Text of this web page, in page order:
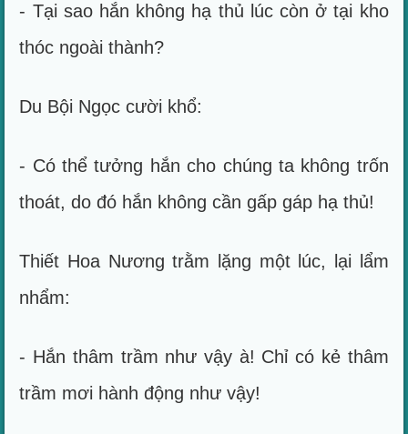
- Tại sao hắn không hạ thủ lúc còn ở tại kho
thóc ngoài thành?
Du Bội Ngọc cười khổ:
- Có thể tưởng hắn cho chúng ta không trốn
thoát, do đó hắn không cần gấp gáp hạ thủ!
Thiết Hoa Nương trằm lặng một lúc, lại lẩm
nhẩm:
- Hắn thâm trầm như vậy à! Chỉ có kẻ thâm
trầm mơi hành động như vậy!